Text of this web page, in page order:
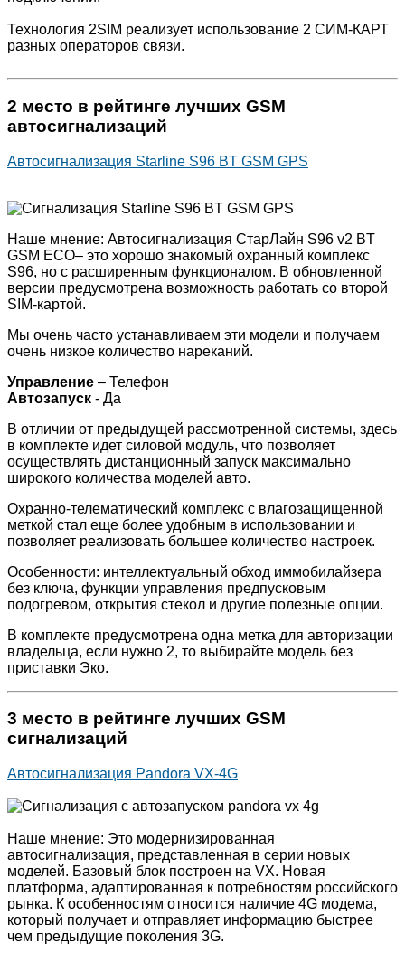
Технология 2SIM реализует использование 2 СИМ-КАРТ
разных операторов связи.
2 место в рейтинге лучших GSM
автосигнализаций
Автосигнализация Starline S96 BT GSM GPS
Наше мнение: Автосигнализация СтарЛайн S96 v2 BT
GSM ECO– это хорошо знакомый охранный комплекс
S96, но с расширенным функционалом. В обновленной
версии предусмотрена возможность работать со второй
SIM-картой.
Мы очень часто устанавливаем эти модели и получаем
очень низкое количество нареканий.
Управление – Телефон
Автозапуск - Да
В отличии от предыдущей рассмотренной системы, здесь
в комплекте идет силовой модуль, что позволяет
осуществлять дистанционный запуск максимально
широкого количества моделей авто.
Охранно-телематический комплекс с влагозащищенной
меткой стал еще более удобным в использовании и
позволяет реализовать большее количество настроек.
Особенности: интеллектуальный обход иммобилайзера
без ключа, функции управления предпусковым
подогревом, открытия стекол и другие полезные опции.
В комплекте предусмотрена одна метка для авторизации
владельца, если нужно 2, то выбирайте модель без
приставки Эко.
3 место в рейтинге лучших GSM
сигнализаций
Автосигнализация Pandora VX-4G
Наше мнение: Это модернизированная
автосигнализация, представленная в серии новых
моделей. Базовый блок построен на VX. Новая
платформа, адаптированная к потребностям российского
рынка. К особенностям относится наличие 4G модема,
который получает и отправляет информацию быстрее
чем предыдущие поколения 3G.